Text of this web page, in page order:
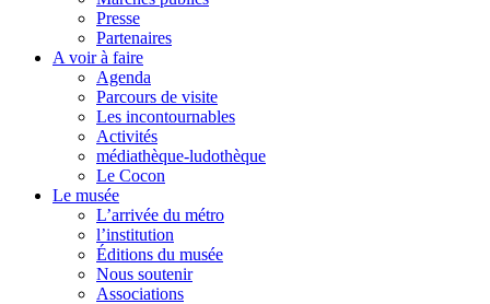
Presse
Partenaires
A voir à faire
Agenda
Parcours de visite
Les incontournables
Activités
médiathèque-ludothèque
Le Cocon
Le musée
L’arrivée du métro
l’institution
Éditions du musée
Nous soutenir
Associations